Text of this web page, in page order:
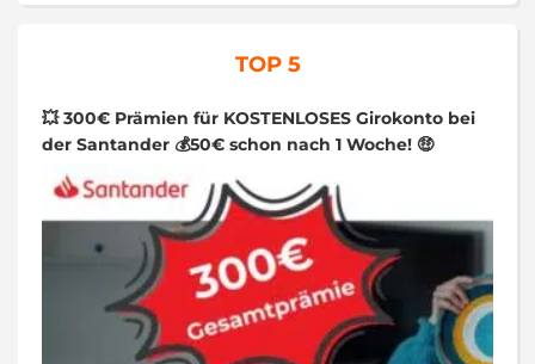
TOP 5
💥 300€ Prämien für KOSTENLOSES Girokonto bei
der Santander 💰50€ schon nach 1 Woche! 🤑